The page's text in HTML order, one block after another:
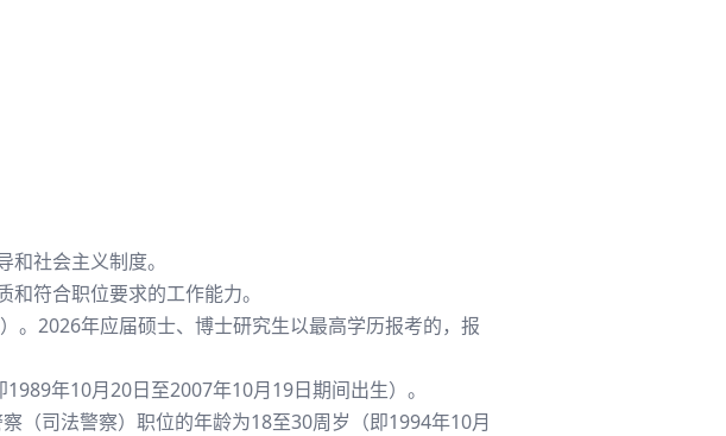
社会主义制度。
符合职位要求的工作能力。
。2026年应届硕士、博士研究生以最高学历报考的，报
年10月20日至2007年10月19日期间出生）。
（司法警察）职位的年龄为18至30周岁（即1994年10月